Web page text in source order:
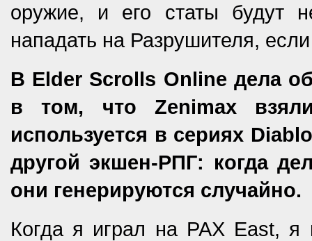
оружие, и его статы будут
нападать на Разрушителя,
В Elder Scrolls Online дела
в том, что Zenimax
используется в сериях
другой экшен-РПГ: когда
они генерируются случайно.
Когда я играл на PAX East,